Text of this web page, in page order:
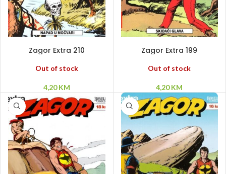
Zagor Extra 210
Out of stock
4,20KM
Zagor Extra 199
Out of stock
4,20KM